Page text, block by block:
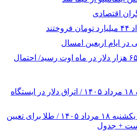
قیمت بیت‌کوین به سقف ۶۵.۳ هزار دلار در ماه اوت رسید/ احتمال
پیش ‌بینی قیمت دلار یکشنبه ۱۸ مرداد ۱۴۰۵ / اتراق دلار در ایستگاه
پیش‌ بینی قیمت طلا و سکه یکشنبه ۱۸ مرداد ۱۴۰۵ / طلا برای تعیین
+ جدول